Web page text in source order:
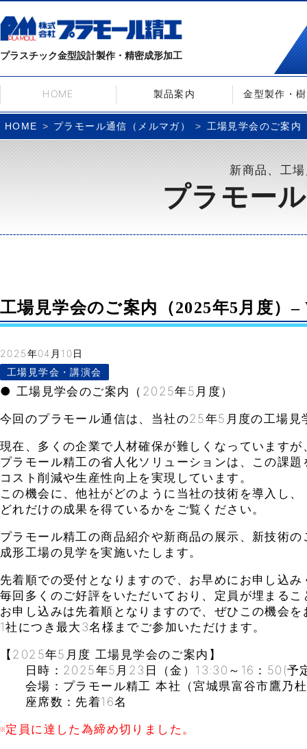
プラスチック金型設計製作・精密成形加工
HOME 製品案内 金型製作・
HOME プラモール通信（メルマガ） 工場見学会のご案
新商品、工
プラモー
工場見学会のご案内（2025年5月度）–
2025年04月10日
工場見学会・講演会
● 工場見学会のご案内（2025年5月度）
今回のプラモール通信は、当社の25年5月度の工場見
現在、多くの企業で人材確保が難しくなっていますが
プラモール精工の省人化ソリューションは、この課題
コスト削減や生産性向上を実現しています。
この機会に、他社がどのように当社の技術を導入し、
どれだけの成果を得ているかをご覧ください。
プラモール精工の商品紹介や新商品の展示、新技術の
成形工場の見学を実施いたします。
先着順での受付となりますので、お早めにお申し込み
毎回多くのご好評をいただいており、定員が埋まる
お申し込みは先着順となりますので、ぜひこの機会
1社につき最大3名様までご参加いただけます。
【2025年5月度 工場見学会のご案内】
日時：2025年5月23日（金）13:30～16：50(予
会場：プラモール精工 本社（宮城県富谷市鷹乃
座席数：先着16名
※定員に達した為締め切りました。